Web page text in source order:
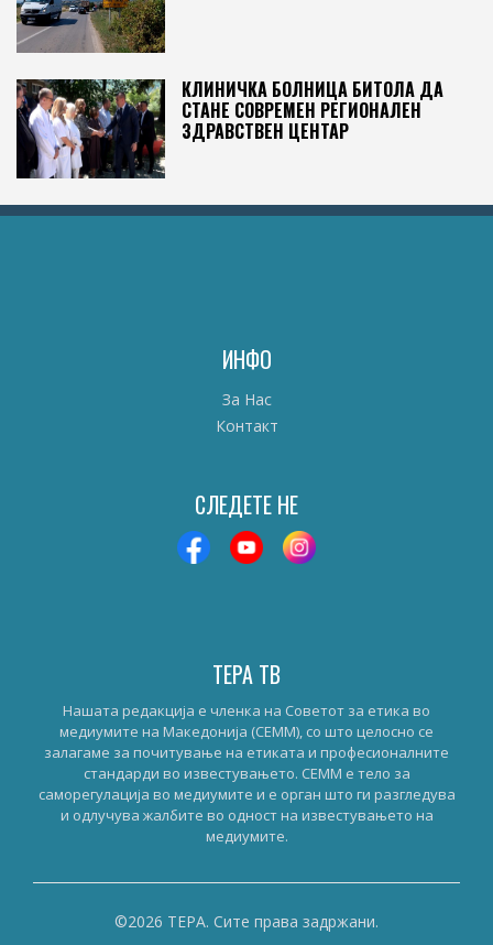
КЛИНИЧКА БОЛНИЦА БИТОЛА ДА
СТАНЕ СОВРЕМЕН РЕГИОНАЛЕН
ЗДРАВСТВЕН ЦЕНТАР
ИНФО
За Нас
Контакт
СЛЕДЕТЕ НЕ
ТЕРА ТВ
Нашата редакција е членка на Советот за етика во
медиумите на Македонија (СЕММ), со што целосно се
залагаме за почитување на етиката и професионалните
стандарди во известувањето. СЕММ е тело за
саморегулација во медиумите и е орган што ги разгледува
и одлучува жалбите во одност на известувањето на
медиумите.
©2026 ТЕРА. Сите права задржани.